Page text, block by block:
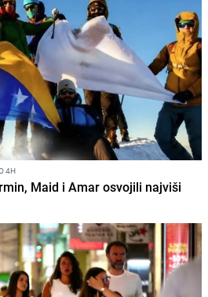
4H
Maid i Amar osvojili najviši